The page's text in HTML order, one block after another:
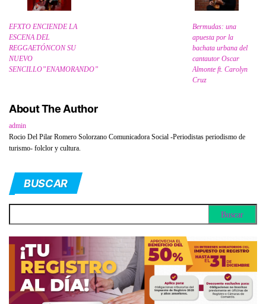
EFXTO ENCIENDE LA
ESCENA DEL
REGGAETÓNCON SU
NUEVO
SENCILLO”ENAMORANDO”
Bermudas: una
apuesta por la
bachata urbana del
cantautor Oscar
Almonte ft. Carolyn
Cruz
About The Author
admin
Rocio Del Pilar Romero Solorzano Comunicadora Social -Periodistas periodismo de
turismo- folclor y cultura.
BUSCAR